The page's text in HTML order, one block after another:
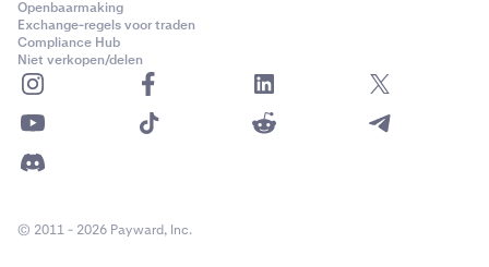
van Kraken? te bekijken
8 Gebruik alleen de officiële apps van Kraken
apps van derden die de naam Kraken gebruiken of
Openbaarmaking
Exchange-regels voor traden
Compliance Hub
Niet verkopen/delen
© 2011 - 2026 Payward, Inc.